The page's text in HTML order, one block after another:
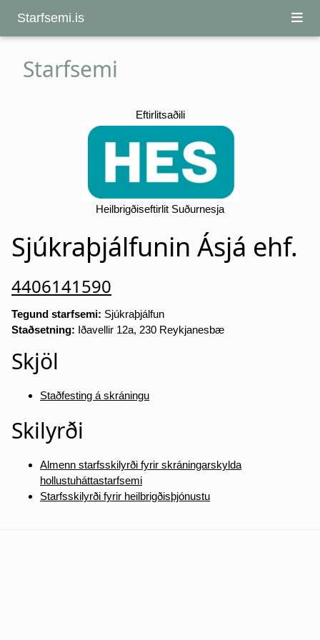
Starfsemi.is
Starfsemi
Eftirlitsaðili
Heilbrigðiseftirlit Suðurnesja
Sjúkraþjálfunin Ásjá ehf.
4406141590
Tegund starfsemi: Sjúkraþjálfun
Staðsetning: Iðavellir 12a, 230 Reykjanesbæ
Skjöl
Staðfesting á skráningu
Skilyrði
Almenn starfsskilyrði fyrir skráningarskylda
hollustuháttastarfsemi
Starfsskilyrði fyrir heilbrigðisþjónustu